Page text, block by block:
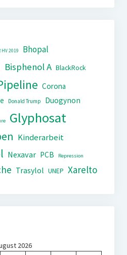
HV 2019 Bhopal
Bisphenol A BlackRock
Corona
Donald Trump
Duogynon
Glyphosat
Kinderarbeit
Nexavar PCB Repression
Trasylol UNEP Xarelto
2026